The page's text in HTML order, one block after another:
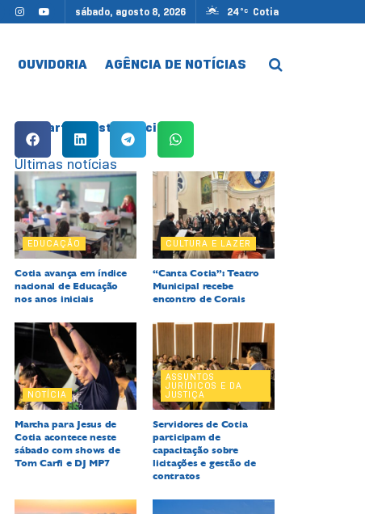
sábado, agosto 8, 2026 24 °C Cotia
OUVIDORIA AGÊNCIA DE NOTÍCIAS
Compartilhe esta notícia:
Últimas notícias
EDUCAÇÃO
Cotia avança em índice
nacional de Educação
nos anos iniciais
CULTURA E LAZER
“Canta Cotia”: Teatro
Municipal recebe
encontro de Corais
NOTÍCIA
Marcha para Jesus de
Cotia acontece neste
sábado com shows de
Tom Carfi e DJ MP7
ASSUNTOS
JURÍDICOS E DA
JUSTIÇA
Servidores de Cotia
participam de
capacitação sobre
licitações e gestão de
contratos